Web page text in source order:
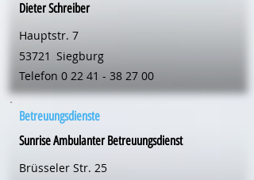
Dieter Schreiber
Hauptstr. 7
53721 Siegburg
Telefon 0 22 41 - 38 27 00
Betreuungsdienste
Sunrise Ambulanter Betreuungsdienst
Brüsseler Str. 25